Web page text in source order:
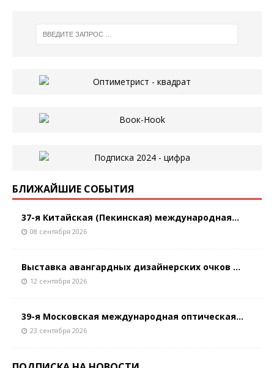
БЛИЖАЙШИЕ СОБЫТИЯ
37-я Китайская (Пекинская) международная...
08 сентября 2026
Выставка авангардных дизайнерских очков ...
12 сентября 2026
39-я Московская международная оптическая...
23 сентября 2026